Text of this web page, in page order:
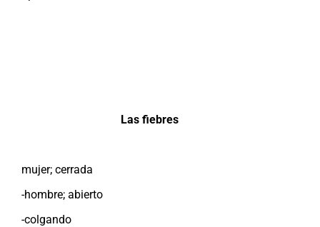
Las fiebres
mujer; cerrada
-hombre; abierto
-colgando